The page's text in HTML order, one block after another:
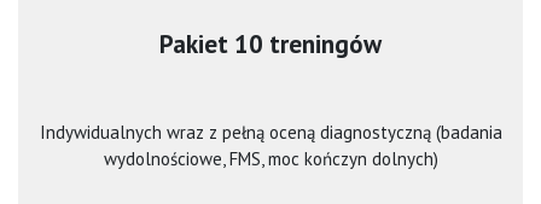
Pakiet 10 treningów
Indywidualnych wraz z pełną oceną diagnostyczną (badania
wydolnościowe, FMS, moc kończyn dolnych)